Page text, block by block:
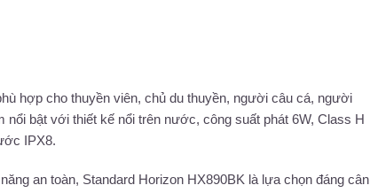
hợp cho thuyền viên, chủ du thuyền, người câu cá, người
bật với thiết kế nổi trên nước, công suất phát 6W, Class H
IPX8.
an toàn, Standard Horizon HX890BK là lựa chọn đáng cân